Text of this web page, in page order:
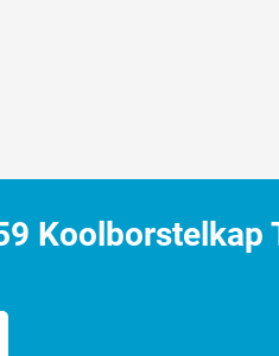
Koolborstelkap